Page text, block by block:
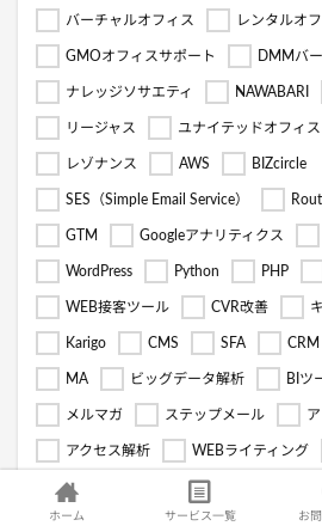
バーチャルオフィス レンタルオ
GMOオフィスサポート DMMバ
ナレッジソサエティ NAWABARI
リージャス ユナイテッドオフィス
レゾナンス AWS BIZcircle
SES（Simple Email Service）
GTM Googleアナリティクス
WordPress Python PHP
WEB接客ツール CVR改善
Karigo CMS SFA CRM
MA ビッグデータ解析 BIツ
メルマガ ステップメール
アクセス解析 WEBライティング
競合分析・リサーチ WEB制作の
Marketo Adobeアナリティクス
ホーム サービス一覧 お